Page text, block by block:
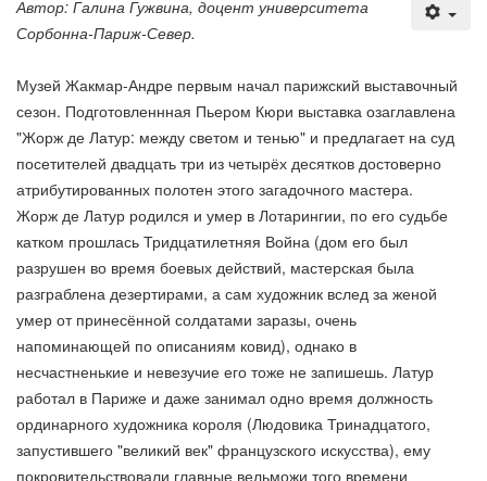
Автор: Галина Гужвина, доцент университета
Сорбонна-Париж-Север.
Музей Жакмар-Андре первым начал парижский выставочный
сезон. Подготовленнная Пьером Кюри выставка озаглавлена
"Жорж де Латур: между светом и тенью" и предлагает на суд
посетителей двадцать три из четырёх десятков достоверно
атрибутированных полотен этого загадочного мастера.
Жорж де Латур родился и умер в Лотарингии, по его судьбе
катком прошлась Тридцатилетняя Война (дом его был
разрушен во время боевых действий, мастерская была
разграблена дезертирами, а сам художник вслед за женой
умер от принесённой солдатами заразы, очень
напоминающей по описаниям ковид), однако в
несчастненькие и невезучие его тоже не запишешь. Латур
работал в Париже и даже занимал одно время должность
ординарного художника короля (Людовика Тринадцатого,
запустившего "великий век" французского искусства), ему
покровительствовали главные вельможи того времени